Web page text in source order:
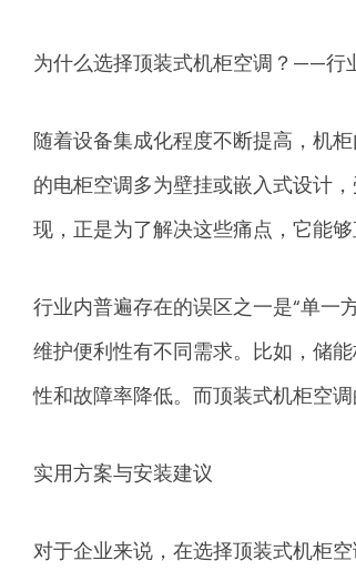
为什么选择顶装式机柜空调？——行
随着设备集成化程度不断提高，机
的电柜空调多为壁挂或嵌入式设计
现，正是为了解决这些痛点，它能
行业内普遍存在的误区之一是“单一
维护便利性有不同需求。比如，储
性和故障率降低。而顶装式机柜空
实用方案与安装建议
对于企业来说，在选择顶装式机柜